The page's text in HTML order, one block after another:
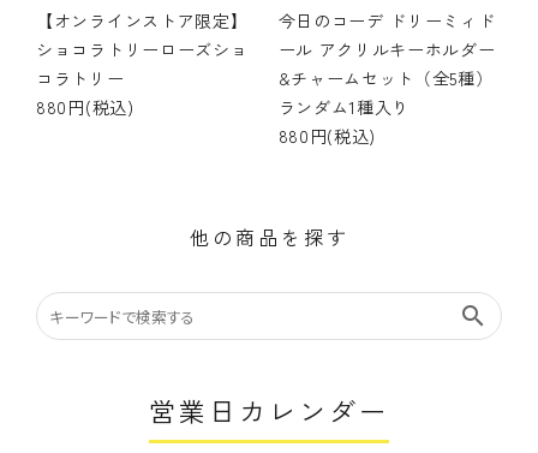
【オンラインストア限定】
ショコラトリーローズショ
コラトリー
880円(税込)
今日のコーデ ドリーミィド
ール アクリルキーホルダー
&チャームセット（全5種）
ランダム1種入り
880円(税込)
他の商品を探す
search
営業日カレンダー